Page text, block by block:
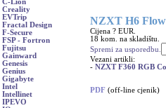
C-Lion
Creality
EVTrip
Fractal Design
F-Secure
FSP - Fortron
Fujitsu
Gainward
Genesis
Genius
Gigabyte
Intel
Intellinet
IPEVO
NZXT H6
Cijena ? EUR.
18 kom. na skladištu.
Spremi za usporedbu.
Vezani artikli:
- NZXT F360 RGB
PDF (off-line cjenik)